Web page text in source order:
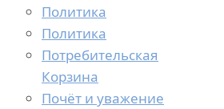
Политика
Политика
Потребительская
Корзина
Почёт и уважение